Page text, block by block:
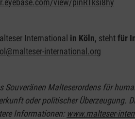
view/pinRTksi8hy
International in Köln, stehtfür
international.org
Malteserordens für
oder politischer
Informationen: www.malteser-